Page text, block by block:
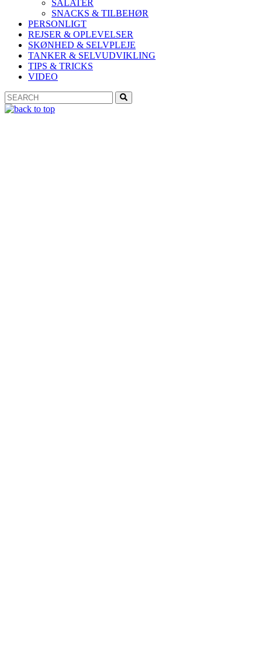
SALATER
SNACKS & TILBEHØR
PERSONLIGT
REJSER & OPLEVELSER
SKØNHED & SELVPLEJE
TANKER & SELVUDVIKLING
TIPS & TRICKS
VIDEO
Search
for: